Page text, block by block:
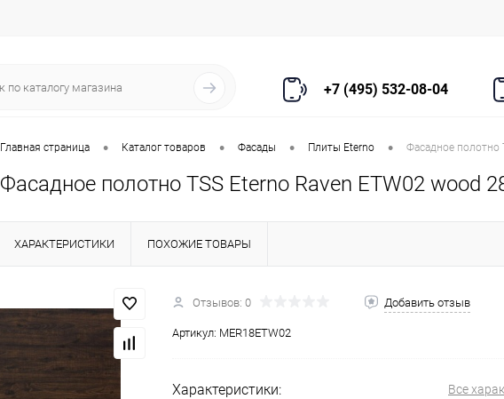
+7 (495) 532-08-04
Главная страница • Каталог товаров • Фасады • Плиты Eterno • Фасадное полотно
Фасадное полотно TSS Eterno Raven ETW02 wood
ХАРАКТЕРИСТИКИ ПОХОЖИЕ ТОВАРЫ
Отзывов: 0 Добавить отзыв
Артикул: MER18ETW02
Характеристики: Все